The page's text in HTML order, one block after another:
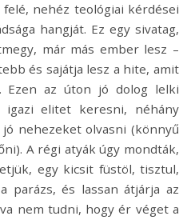
nehéz teológiai kérdései
hangját. Ez egy sivatag,
már más ember lesz –
és sajátja lesz a hite, amit
Ezen az úton jó dolog lelki
igazi elitet keresni, néhány
nehezeket olvasni (könnyű
A régi atyák úgy mondták,
egy kicsit füstöl, tisztul,
parázs, és lassan átjárja az
nem tudni, hogy ér véget a